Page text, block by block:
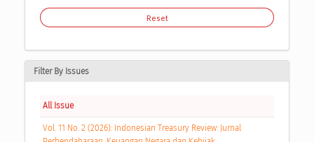
Reset
Filter By Issues
All Issue
Vol. 11 No. 2 (2026): Indonesian Treasury Review: Jurnal